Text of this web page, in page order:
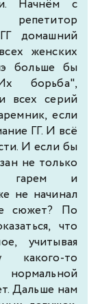
Начнём с
домашний
женских
больше бы
борьба",
всех серий
если
ГГ. И всё
И если бы
не только
гарем и
не начинал
сюжет? По
что
учитывая
какого-то
Дальше нам